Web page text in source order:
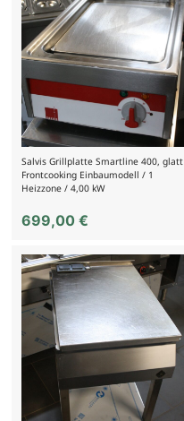
Salvis Grillplatte Smartline 400, glatt
Frontcooking Einbaumodell / 1
Heizzone / 4,00 kW
699,00 €